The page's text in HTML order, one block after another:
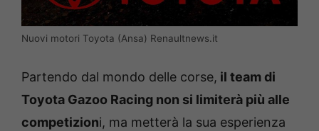
Nuovi motori Toyota (Ansa) Renaultnews.it
Partendo dal mondo delle corse, il team di
Toyota Gazoo Racing non si limiterà più alle
competizioni, ma metterà la sua esperienza